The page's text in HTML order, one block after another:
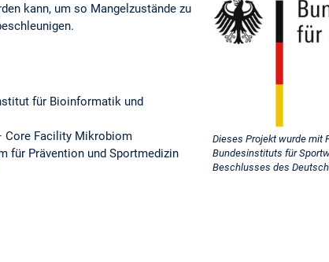
Dieses Projekt wurde mit
Bundesinstituts für
Beschlusses des
kann, um so Mangelzustände zu
für Bioinformatik und
Core Facility Mikrobiom
für Prävention und Sportmedizin